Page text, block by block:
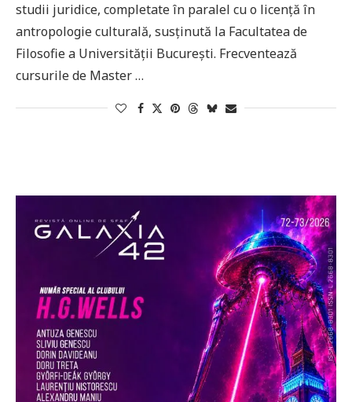
studii juridice, completate în paralel cu o licență în
antropologie culturală, susținută la Facultatea de
Filosofie a Universității București. Frecventează
cursurile de Master …